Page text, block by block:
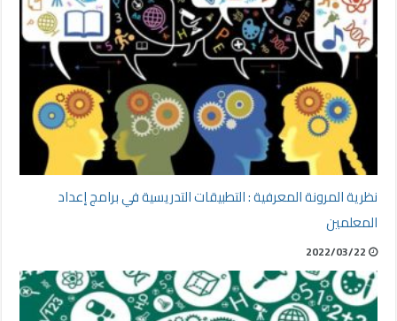
نظرية المرونة المعرفية : التطبيقات التدريسية في برامج إعداد
المعلمين
2022/03/22